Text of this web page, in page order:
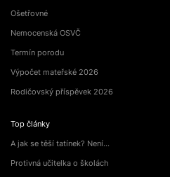
Ošetřovné
Nemocenská OSVČ
Termín porodu
Výpočet mateřské 2026
Rodičovský příspěvek 2026
Top články
A jak se těší tatínek? Není…
Protivná učitelka o školách